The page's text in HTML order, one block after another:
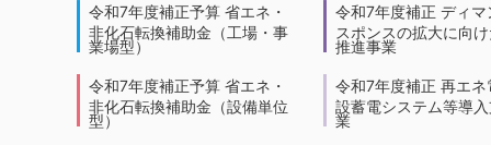
令和7年度補正予算 省エネ・
非化石転換補助金（工場・事
業場型）
令和7年度補正予算 省エネ・
非化石転換補助金（設備単位
型）
令和7年度補正 ディマ
スポンスの拡大に向
推進事業
令和7年度補正 再エネ
設蓄電システム等導
業